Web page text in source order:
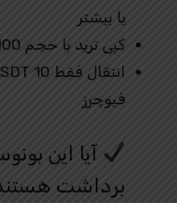
یا بیشتر
کپی ترید با حجم 100 USDT یا بیشتر
فیوچرز
آیا این
برداشت